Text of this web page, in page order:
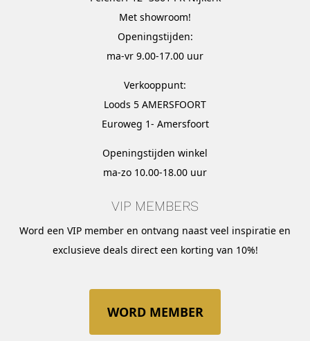
Met showroom!
Openingstijden:
ma-vr 9.00-17.00 uur
Verkooppunt:
Loods 5 AMERSFOORT
Euroweg 1- Amersfoort
Openingstijden winkel
ma-zo 10.00-18.00 uur
VIP MEMBERS
Word een VIP member en ontvang naast veel inspiratie en
exclusieve deals direct een korting van 10%!
WORD MEMBER